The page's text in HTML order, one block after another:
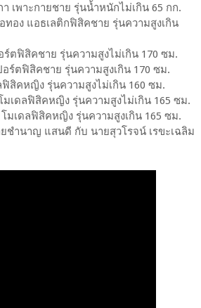
เพาะกายชาย รุ่นน้ำหนักไม่เกิน 65 กก.
ทอง แอธเลติกฟิสิคชาย รุ่นความสูงเกิน
ตฟิสิคชาย รุ่นความสูงไม่เกิน 170 ซม.
ร์ตฟิสิคชาย รุ่นความสูงเกิน 170 ซม.
สิคหญิง รุ่นความสูงไม่เกิน 160 ซม.
เดลฟิสิคหญิง รุ่นความสูงไม่เกิน 165 ซม.
มเดลฟิสิคหญิง รุ่นความสูงเกิน 165 ซม.
ชำนาญ แสนดี กับ นายสุวโรจน์ เรขะเฉลิม